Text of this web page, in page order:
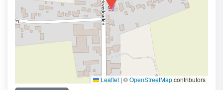
Leaflet | ©OpenStreetMapcontributors